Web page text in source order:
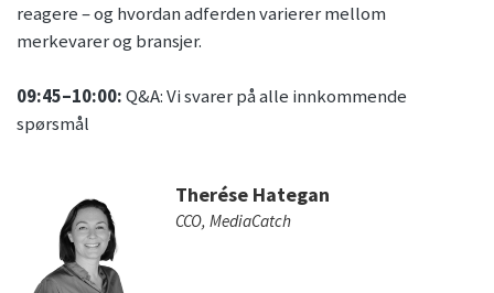
reagere – og hvordan adferden varierer mellom
merkevarer og bransjer.
09:45–10:00:Q&A: Vi svarer på alle innkommende
spørsmål
Therése Hategan
CCO, MediaCatch